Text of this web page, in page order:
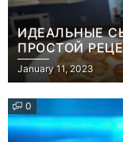
ИДЕАЛЬНЫЕ
ПРОСТОЙ
ЩАСЛИВИХ”
January 11, 2023
0